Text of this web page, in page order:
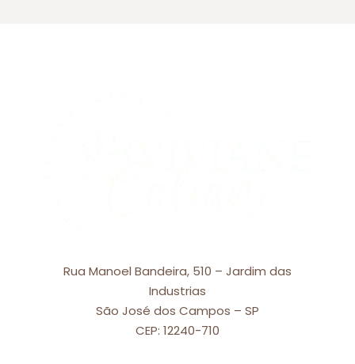
Rua Manoel Bandeira, 510 – Jardim das
Industrias
São José dos Campos – SP
CEP: 12240-710